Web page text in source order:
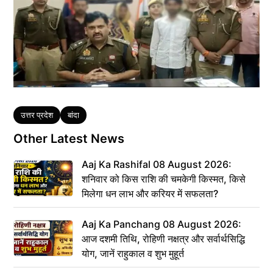
Tags
उत्तर प्रदेश बांदा
Other Latest News
Aaj Ka Rashifal 08 August 2026:
शनिवार को किस राशि की चमकेगी किस्मत, किसे
मिलेगा धन लाभ और करियर में सफलता?
Aaj Ka Panchang 08 August 2026:
आज दशमी तिथि, रोहिणी नक्षत्र और सर्वार्थसिद्धि
योग, जानें राहुकाल व शुभ मुहूर्त